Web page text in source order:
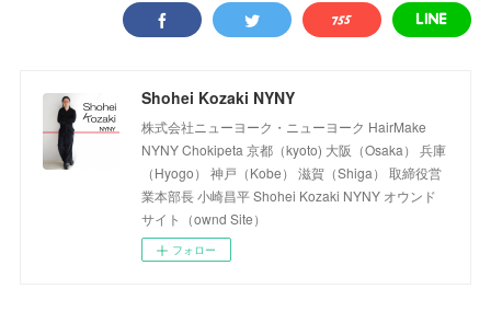
Shohei Kozaki NYNY
株式会社ニューヨーク・ニューヨーク HairMake
NYNY Chokipeta 京都（kyoto) 大阪（Osaka） 兵庫
（Hyogo） 神戸（Kobe） 滋賀（Shiga） 取締役営
業本部長 小崎昌平 Shohei Kozaki NYNY オウンド
サイト（ownd Site）
フォロー